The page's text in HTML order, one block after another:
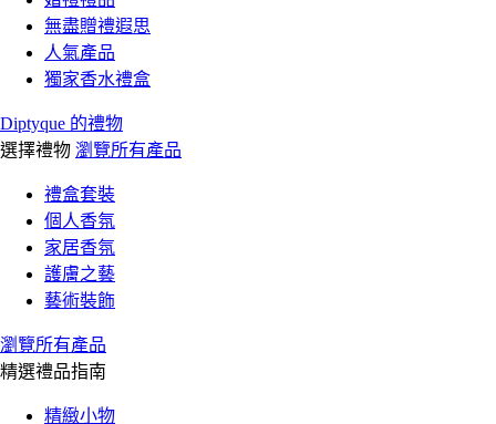
無盡贈禮遐思
人氣產品
獨家香水禮盒
Diptyque 的禮物
選擇禮物 瀏覽所有產品
禮盒套裝
個人香氛
家居香氛
護膚之藝
藝術裝飾
瀏覽所有產品
精選禮品指南
精緻小物